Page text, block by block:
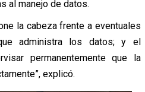
al manejo de datos.
la cabeza frente a eventuales
administra los datos; y el
permanentemente que la
explicó.